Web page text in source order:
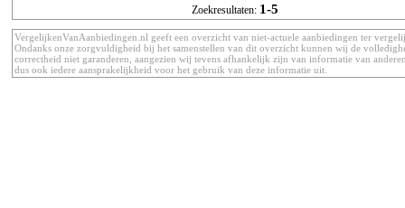
Zoekresultaten: 1-5
VergelijkenVanAanbiedingen.nl geeft een overzicht van niet-actuele aanbiedingen ter
Ondanks onze zorgvuldigheid bij het samenstellen van dit overzicht kunnen wij de
correctheid niet garanderen, aangezien wij tevens afhankelijk zijn van informatie van
dus ook iedere aansprakelijkheid voor het gebruik van deze informatie uit.